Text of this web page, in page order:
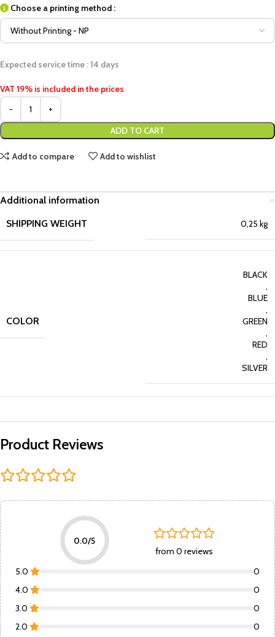
Choose a printing method :
Expected service time : 14 days
VAT 19% is included in the prices
ADD TO CART
Add to compare Add to wishlist
Additional information
SHIPPING WEIGHT
0,25 kg
COLOR
BLACK
,
BLUE
,
GREEN
,
RED
,
SILVER
Product Reviews
0.0/5
from 0 reviews
5.0
0
4.0
0
3.0
0
2.0
0